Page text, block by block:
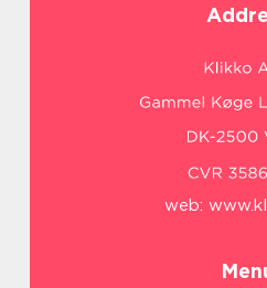
web: